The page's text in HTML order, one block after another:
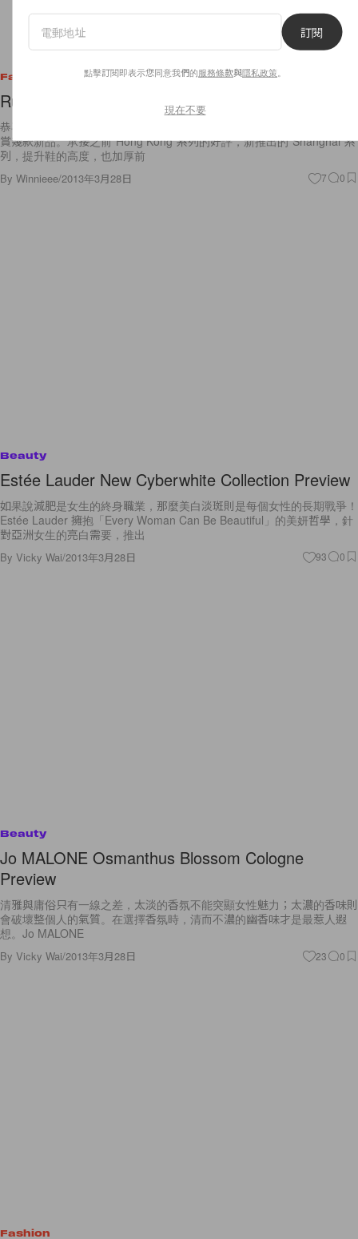
Fashion
Rupert Sanderson New Collections Preview
恭喜 Rupert Sanderson 位於九龍圓方的分店昨日開幕，昨日我也趁機欣
賞幾款新品。承接之前”Hong Kong”系列的好評，新推出的”Shanghai”系
列，提升鞋的高度，也加厚前
By Winnieee/2013年3月28日 7 0
Beauty
Estée Lauder New Cyberwhite Collection Preview
如果說減肥是女生的終身職業，那麼美白淡斑則是每個女性的長期戰爭！
Estée Lauder 擁抱「Every Woman Can Be Beautiful」的美妍哲學，針
對亞洲女生的亮白需要，推出
By Vicky Wai/2013年3月28日 93 0
Beauty
Jo MALONE Osmanthus Blossom Cologne
Preview
清雅與庸俗只有一線之差，太淡的香氛不能突顯女性魅力；太濃的香味則
會破壞整個人的氣質。在選擇香氛時，清而不濃的幽香味才是最惹人遐
想。Jo MALONE
By Vicky Wai/2013年3月28日 23 0
Fashion
訂閱
點擊訂閱即表示您同意我們的服務條款與隱私政策
現在不要